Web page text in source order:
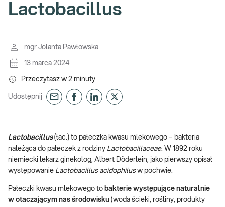
Lactobacillus
mgr Jolanta Pawłowska
13 marca 2024
Przeczytasz w 2 minuty
Udostępnij
Lactobacillus (łac.) to pałeczka kwasu mlekowego – bakteria
należąca do pałeczek z rodziny Lactobacillaceae. W 1892 roku
niemiecki lekarz ginekolog, Albert Döderlein, jako pierwszy opisał
występowanie Lactobacillus acidophilusw pochwie.
Pałeczki kwasu mlekowego to bakterie występujące naturalnie
w otaczającym nas środowisku (woda ścieki, rośliny, produkty